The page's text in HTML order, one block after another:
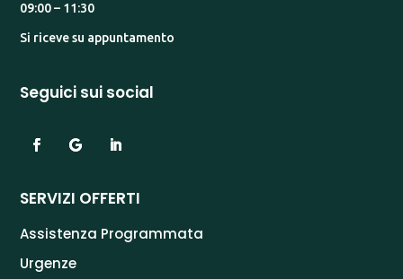
09:00 – 11:30
Si riceve su appuntamento
Seguici sui social
SERVIZI OFFERTI
Assistenza Programmata
Urgenze